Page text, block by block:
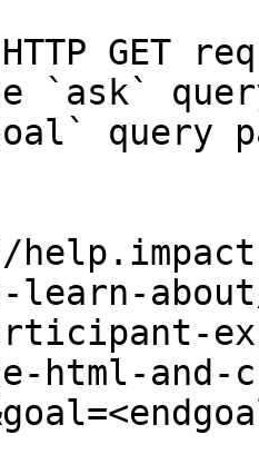
GET
`ask`
query
about/
html-and-